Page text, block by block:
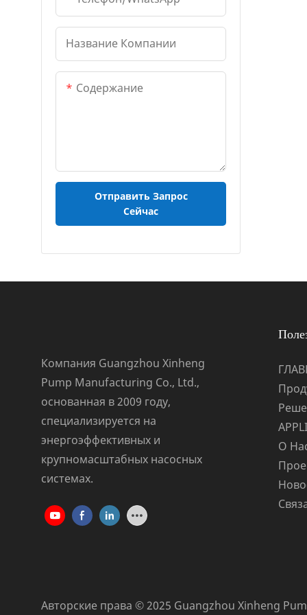
Название Компании
Содержание
Отправить Запрос
Сейчас
Компания Guangzhou Xinheng
Pump Manufacturing Co., Ltd.,
основанная в 2009 году,
специализируется на
энергоэффективных и
крупномасштабных насосных
системах.
О
Авторские права © 2025 Guangzhou Xinheng